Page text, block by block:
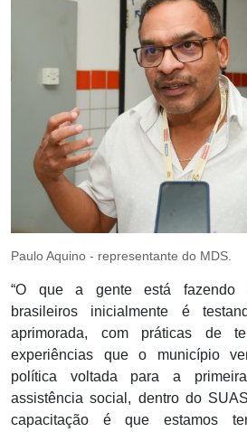
Paulo Aquino - representante do MDS.
“O que a gente está fazendo
brasileiros inicialmente é
aprimorada, com práticas de
experiências que o município
política voltada para a
assistência social, dentro do
capacitação é que estamos